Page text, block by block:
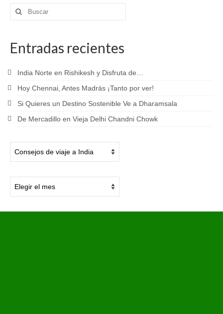
Buscar
por:
Entradas recientes
India Norte en Rishikesh y Disfruta de…
Hoy Chennai, Antes Madrás ¡Tanto por ver!
Si Quieres un Destino Sostenible Ve a Dharamsala
De Mercadillo en Vieja Delhi Chandni Chowk